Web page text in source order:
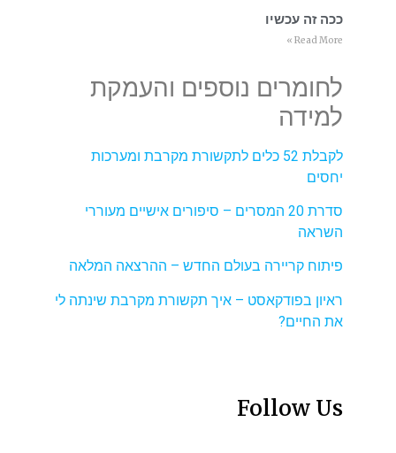
ככה זה עכשיו
Read More »
לחומרים נוספים והעמקת
למידה
לקבלת 52 כלים לתקשורת מקרבת ומערכות
יחסים
סדרת 20 המסרים – סיפורים אישיים מעוררי
השראה
פיתוח קריירה בעולם החדש – ההרצאה המלאה
ראיון בפודקאסט – איך תקשורת מקרבת שינתה לי
את החיים?
Follow Us